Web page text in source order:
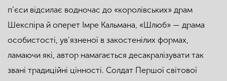
п’єси відсилає водночас до «королівських» драм
Шекспіра й оперет Імре Кальмана, «Шлюб» — драма
особистості, ув’язненої в закостенілих формах,
ламаючи які, автор намагається десакралізувати так
звані традиційні цінності. Солдат Першої світової